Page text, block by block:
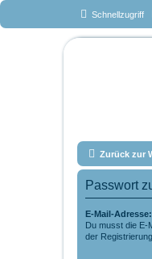
Schnellzugriff
Zurück zur
Passwort
E-Mail-Adresse:
Du musst die E-
der